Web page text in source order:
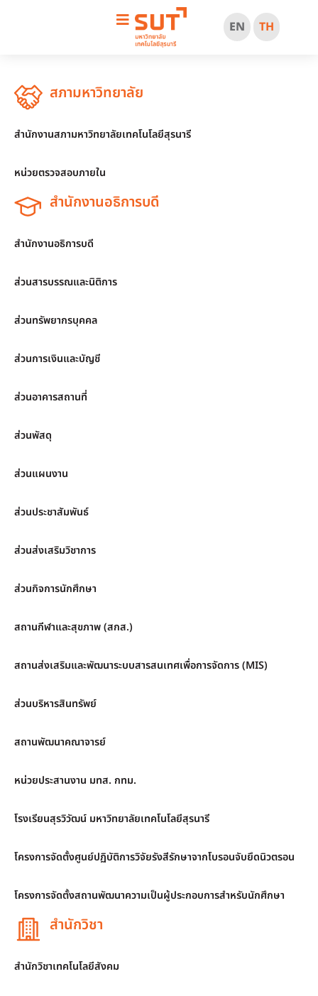
EN TH
สภามหาวิทยาลัย
สำนักงานสภามหาวิทยาลัยเทคโนโลยีสุรนารี
หน่วยตรวจสอบภายใน
สำนักงานอธิการบดี
สำนักงานอธิการบดี
ส่วนสารบรรณและนิติการ
ส่วนทรัพยากรบุคคล
ส่วนการเงินและบัญชี
ส่วนอาคารสถานที่
ส่วนพัสดุ
ส่วนแผนงาน
ส่วนประชาสัมพันธ์
ส่วนส่งเสริมวิชาการ
ส่วนกิจการนักศึกษา
สถานกีฬาและสุขภาพ (สกส.)
สถานส่งเสริมและพัฒนาระบบสารสนเทศเพื่อการจัดการ (MIS)
ส่วนบริหารสินทรัพย์
สถานพัฒนาคณาจารย์
หน่วยประสานงาน มทส. กทม.
โรงเรียนสุรวิวัฒน์ มหาวิทยาลัยเทคโนโลยีสุรนารี
โครงการจัดตั้งศูนย์ปฏิบัติการวิจัยรังสีรักษาจากโบรอนจับยึดนิวตรอน
โครงการจัดตั้งสถานพัฒนาความเป็นผู้ประกอบการสำหรับนักศึกษา
สำนักวิชา
สำนักวิชาเทคโนโลยีสังคม